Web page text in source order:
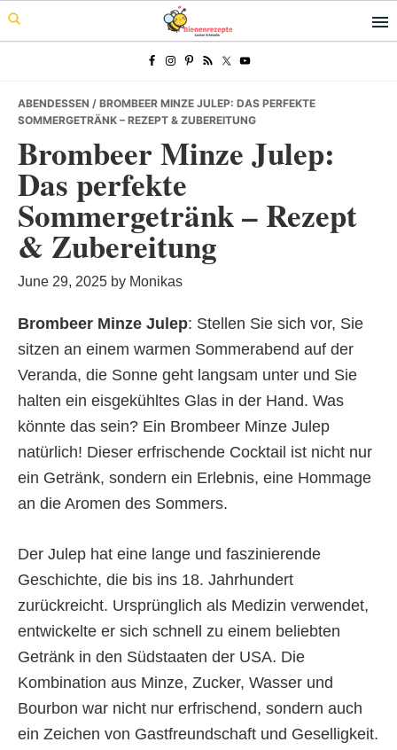
Skip
to
Skip
to
Skip
to
ABENDESSEN / BROMBEER MINZE JULEP: DAS PERFEKTE
SOMMERGETRÄNK – REZEPT & ZUBEREITUNG
Brombeer Minze Julep:
Das perfekte
Sommergetränk – Rezept
& Zubereitung
June 29, 2025 by Monikas
Brombeer Minze Julep: Stellen Sie sich vor, Sie
sitzen an einem warmen Sommerabend auf der
Veranda, die Sonne geht langsam unter und Sie
halten ein eisgekühltes Glas in der Hand. Was
könnte das sein? Ein Brombeer Minze Julep
natürlich! Dieser erfrischende Cocktail ist nicht nur
ein Getränk, sondern ein Erlebnis, eine Hommage
an die Aromen des Sommers.
Der Julep hat eine lange und faszinierende
Geschichte, die bis ins 18. Jahrhundert
zurückreicht. Ursprünglich als Medizin verwendet,
entwickelte er sich schnell zu einem beliebten
Getränk in den Südstaaten der USA. Die
Kombination aus Minze, Zucker, Wasser und
Bourbon war nicht nur erfrischend, sondern auch
ein Zeichen von Gastfreundschaft und Geselligkeit.